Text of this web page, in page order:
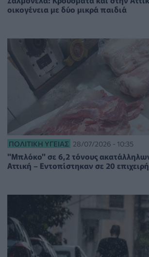
οικογένεια με δύο μικρά παιδιά
ΠΟΛΙΤΙΚΉ ΥΓΕΊΑΣ 28/07/2026 - 10:35
"Μπλόκο" σε 6,2 τόνους
Αττική – Εντοπίστηκαν σε 20